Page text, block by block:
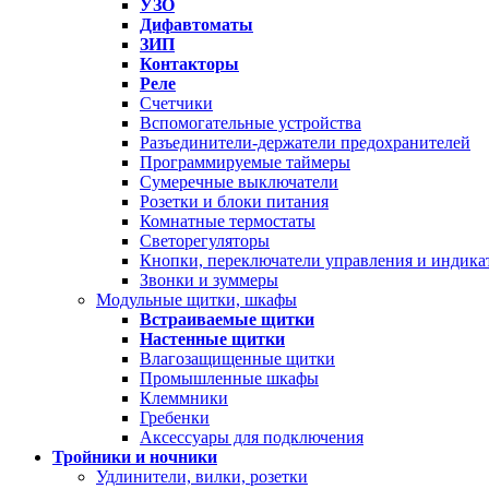
УЗО
Дифавтоматы
ЗИП
Контакторы
Реле
Счетчики
Вспомогательные устройства
Разъединители-держатели предохранителей
Программируемые таймеры
Сумеречные выключатели
Розетки и блоки питания
Комнатные термостаты
Светорегуляторы
Кнопки, переключатели управления и
Звонки и зуммеры
Модульные щитки, шкафы
Встраиваемые щитки
Настенные щитки
Влагозащищенные щитки
Промышленные шкафы
Клеммники
Гребенки
Аксессуары для подключения
Тройники и ночники
Удлинители, вилки, розетки